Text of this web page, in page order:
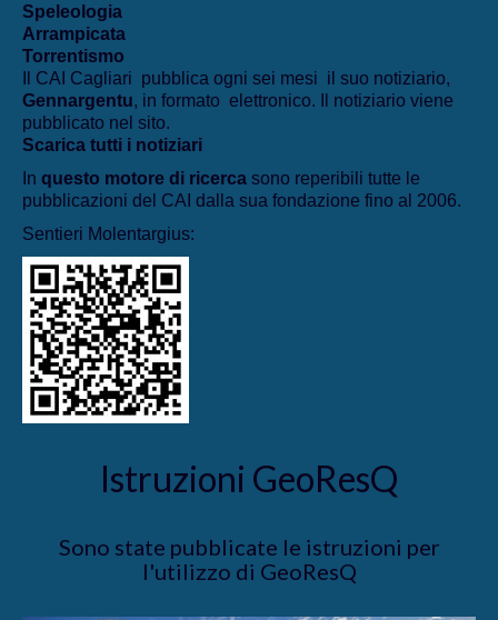
Speleologia
Arrampicata
Torrentismo
Il CAI Cagliari pubblica ogni sei mesi il suo notiziario,
Gennargentu, in formato elettronico. Il notiziario viene
pubblicato nel sito.
Scarica tutti i notiziari
In questo motore di ricerca sono reperibili tutte le
pubblicazioni del CAI dalla sua fondazione fino al 2006.
Sentieri Molentargius:
Istruzioni GeoResQ
Sono state pubblicate le istruzioni per
l'utilizzo di GeoResQ